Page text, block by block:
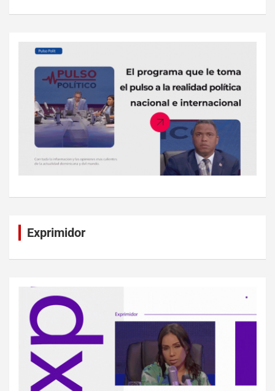
Exprimidor